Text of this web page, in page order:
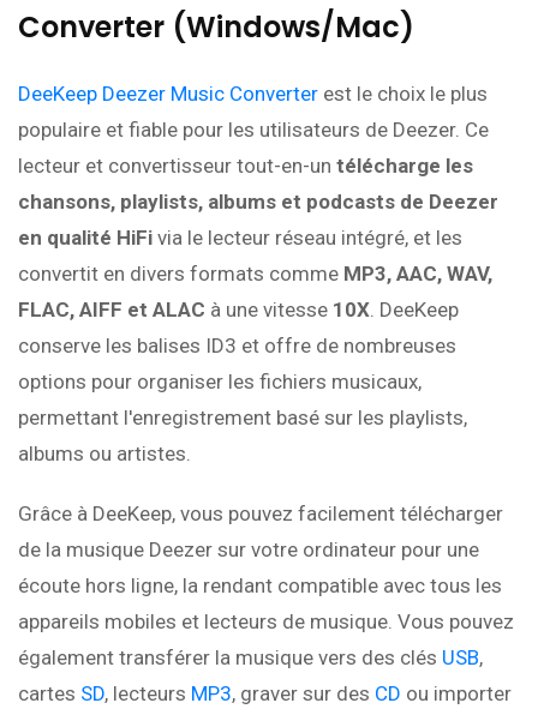
Converter (Windows/Mac)
DeeKeep Deezer Music Converter est le choix le plus
populaire et fiable pour les utilisateurs de Deezer. Ce
lecteur et convertisseur tout-en-un télécharge les
chansons, playlists, albums et podcasts de Deezer
en qualité HiFi via le lecteur réseau intégré, et les
convertit en divers formats comme MP3, AAC, WAV,
FLAC, AIFF et ALAC à une vitesse 10X . DeeKeep
conserve les balises ID3 et offre de nombreuses
options pour organiser les fichiers musicaux,
permettant l'enregistrement basé sur les playlists,
albums ou artistes.
Grâce à DeeKeep, vous pouvez facilement télécharger
de la musique Deezer sur votre ordinateur pour une
écoute hors ligne, la rendant compatible avec tous les
appareils mobiles et lecteurs de musique. Vous pouvez
également transférer la musique vers des clés USB,
cartes SD, lecteurs MP3, graver sur des CD ou importer